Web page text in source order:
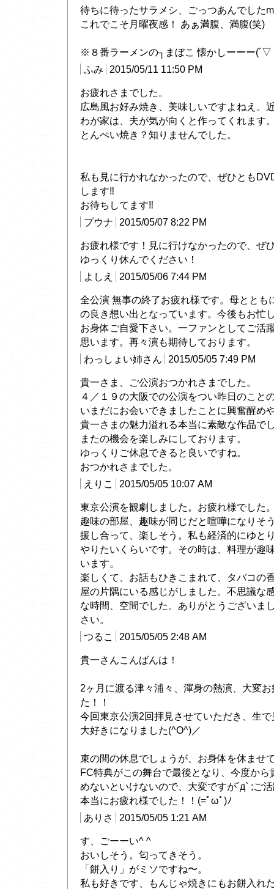
待ちに待ったサラメシ、ごっつあんでした
これでこそ月曜夜感！ あぁ満腹、満腹(笑)
※８番ラーメンの┐まぼこ 懐かしーーー
ふみ
2015/05/11 11:50 PM
お疲れさまでした。
広島風お好み焼き、美味しいですよねえ。
わが家は、夫が気が向くと作ってくれます
とんぺい焼き？知りませんでした。
私も見に行かれなかったので、ぜひとも
します‼
お待ちしてます‼
プウナ
2015/05/07 8:22 PM
お疲れ様です！見に行けなかったので、ぜ
ゆっくり休んでください！
よしえ
2015/05/06 7:44 PM
全公演 無事の終了お疲れ様です。母ととも
の良き想い出となっています。今後もお忙
お身体ご自愛下さい。一ファンとしてご活
思います。再々演も期待しております。
わっしょい姉さん
2015/05/05 7:49 PM
貴一さま、ご公演おつかれさまでした。
４／１９の大阪での公演をつい昨日のこと
いまだにお会いできましたことに興奮醒め
貴一さまの魅力溢れる本当に素敵な作品で
またの機会を楽しみにしております。
ゆっくりご休息できると良いですね。
おつかれさまでした。
えりこ
2015/05/05 10:07 AM
東京公演を観劇しました。お疲れ様でした
趣味の部屋、趣味が同じだと喧嘩になりそ
援し合って、楽しそう。私も経済的にゆと
やりたいくらいです。その時は、料理が趣
います。
楽しくて、お話もひきこまれて、タバコの
屋の片隅にいる感じがしました。不思議な
な時間、空間でした。ありがとうございま
さい。
つるこ
2015/05/05 2:48 AM
貴一さんこんばんは！
2ヶ月に渡る津々浦々、渾身の熱演、大変
た！！
今回東京公演2回拝見させていただき、生
大好きになりました(^O^)／
束の間の休息でしょうが、お身体を休ませ
FC特典がこの舞台で最後となり、今度か
めないといけないので、大変ですが´д` ;ご
本当にお疲れ様でした！！(=ﾟωﾟ)ﾉ
ありさ
2015/05/05 1:21 AM
す、ごーーい^ ^
おいしそう。匂ってきそう。
「餅入り」がミソですね〜。
私も好きです、もんじゃ焼きにもお餅入れ